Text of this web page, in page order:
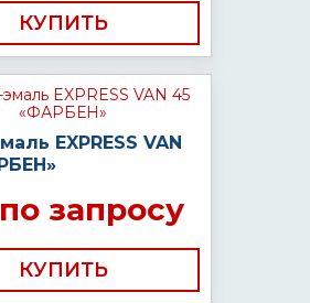
КУПИТЬ
EXPRESS VAN
запросу
КУПИТЬ